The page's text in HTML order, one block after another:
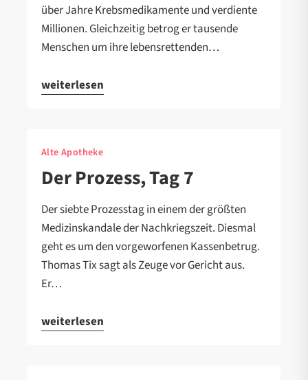
über Jahre Krebsmedikamente und verdiente
Millionen. Gleichzeitig betrog er tausende
Menschen um ihre lebensrettenden…
weiterlesen
Alte Apotheke
Der Prozess, Tag 7
Der siebte Prozesstag in einem der größten
Medizinskandale der Nachkriegszeit. Diesmal
geht es um den vorgeworfenen Kassenbetrug.
Thomas Tix sagt als Zeuge vor Gericht aus.
Er…
weiterlesen